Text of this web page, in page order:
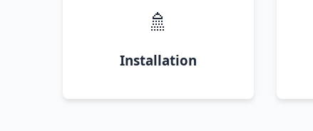
🚿
Installation